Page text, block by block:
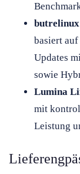
butrelinux
basiert auf
Updates
sowie
Lumina
mit
Leistung